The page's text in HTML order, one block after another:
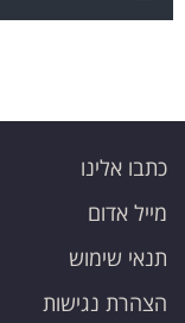
כתבו אלינו
מייל אדום
תנאי שימוש
הצהרת נגישות